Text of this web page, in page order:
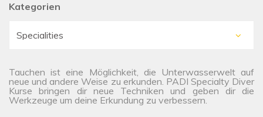
Kategorien
Tauchen ist eine Möglichkeit, die Unterwasserwelt auf
neue und andere Weise zu erkunden. PADI Specialty Diver
Kurse bringen dir neue Techniken und geben dir die
Werkzeuge um deine Erkundung zu verbessern.